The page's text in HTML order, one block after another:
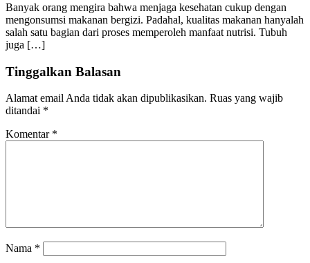
Banyak orang mengira bahwa menjaga kesehatan cukup dengan
mengonsumsi makanan bergizi. Padahal, kualitas makanan hanyalah
salah satu bagian dari proses memperoleh manfaat nutrisi. Tubuh
juga […]
Tinggalkan Balasan
Alamat email Anda tidak akan dipublikasikan. Ruas yang wajib
ditandai *
Komentar *
Nama *